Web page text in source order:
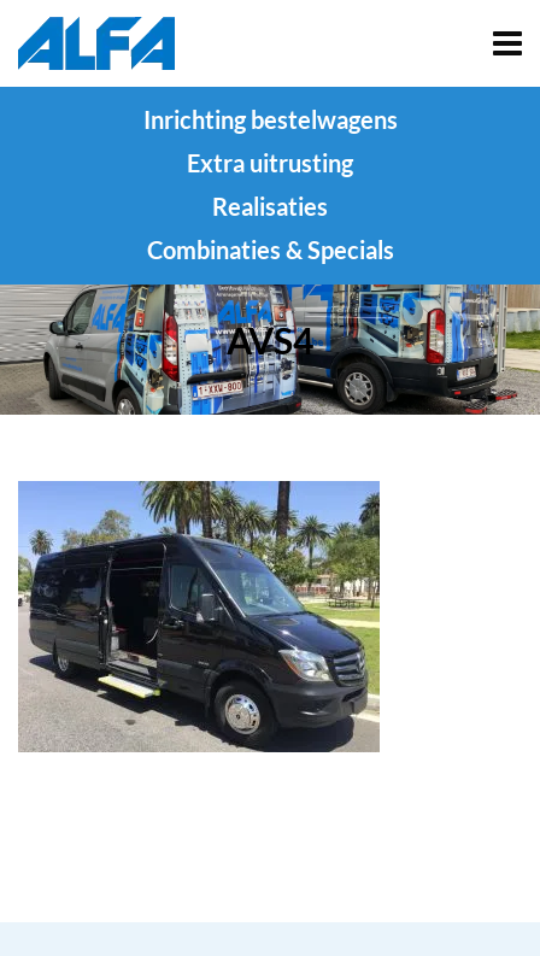
Inrichting bestelwagens
Extra uitrusting
Realisaties
Combinaties & Specials
AVS4